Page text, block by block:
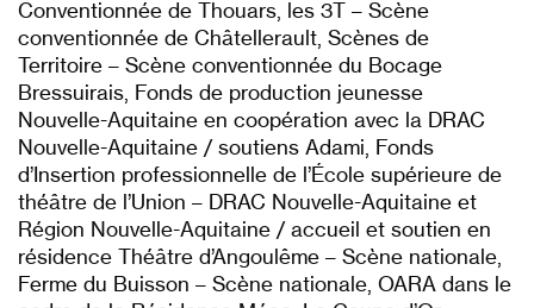
Conventionnée de Thouars, les 3T – Scène
conventionnée de Châtellerault, Scènes de
Territoire – Scène conventionnée du Bocage
Bressuirais, Fonds de production jeunesse
Nouvelle-Aquitaine en coopération avec la DRAC
Nouvelle-Aquitaine / soutiens Adami, Fonds
d’Insertion professionnelle de l’École supérieure de
théâtre de l’Union – DRAC Nouvelle-Aquitaine et
Région Nouvelle-Aquitaine / accueil et soutien en
résidence Théâtre d’Angoulême – Scène nationale,
Ferme du Buisson – Scène nationale, OARA dans le